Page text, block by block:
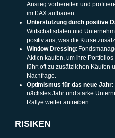
Anstieg vorbereiten und
im DAX aufbauen.
Unterstützung durch positive
Wirtschaftsdaten und
positiv aus, was die Kurse
Window Dressing:
Aktien kaufen, um ihre
führt oft zu zusätzlichen Käufen
Nachfrage.
Optimismus für das neue Jahr:
nächstes Jahr und starke
Rallye weiter antreiben.
RISIKEN